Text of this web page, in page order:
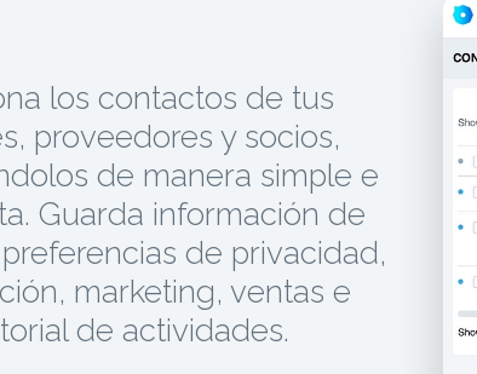
los contactos de tus
proveedores y socios,
de manera simple e
Guarda información de
de privacidad,
marketing, ventas e
de actividades.